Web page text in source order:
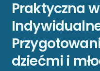
Praktyczna
dziećmi i